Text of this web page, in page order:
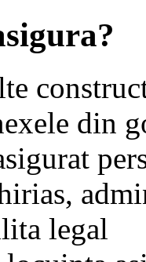
din
legal